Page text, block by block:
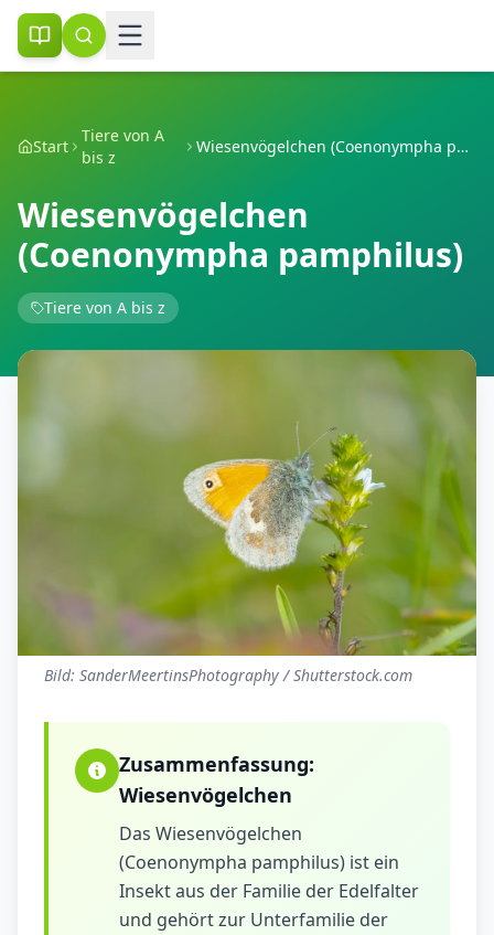
Start
Tiere von A
bis z
Wiesenvögelchen (Coenonympha pamphilus)
Wiesenvögelchen
(Coenonympha pamphilus)
Tiere von A bis z
Bild: SanderMeertinsPhotography / Shutterstock.com
Zusammenfassung:
Wiesenvögelchen
Das Wiesenvögelchen
(Coenonympha pamphilus) ist ein
Insekt aus der Familie der Edelfalter
und gehört zur Unterfamilie der